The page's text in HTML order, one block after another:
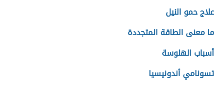
علاج حمو النيل
ما معنى الطاقة المتجددة
أسباب الهلوسة
تسونامي أندونيسيا